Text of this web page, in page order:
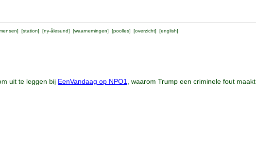
] [station] [ny-ålesund] [waarnemingen] [poolles] [overzicht] [english]
uit te leggen bij EenVandaag op NPO1 , waarom Trump een criminele fout maakt.